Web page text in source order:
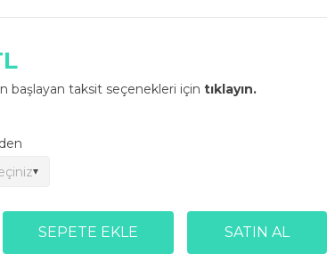
başlayan taksit seçenekleri için tıklayın.